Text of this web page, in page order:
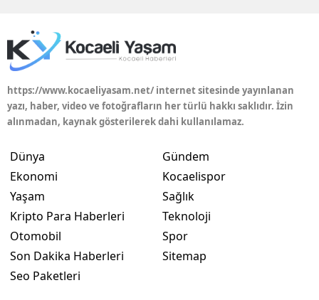
Erzurum
Eskişehir
Giresun
https://www.kocaeliyasam.net/ internet sitesinde yayınlanan
yazı, haber, video ve fotoğrafların her türlü hakkı saklıdır. İzin
alınmadan, kaynak gösterilerek dahi kullanılamaz.
Dünya
Ekonomi
Yaşam
Kripto Para Haberleri
Otomobil
Son Dakika Haberleri
Seo Paketleri
Gündem
Kocaelispor
Sağlık
Teknoloji
Spor
Sitemap